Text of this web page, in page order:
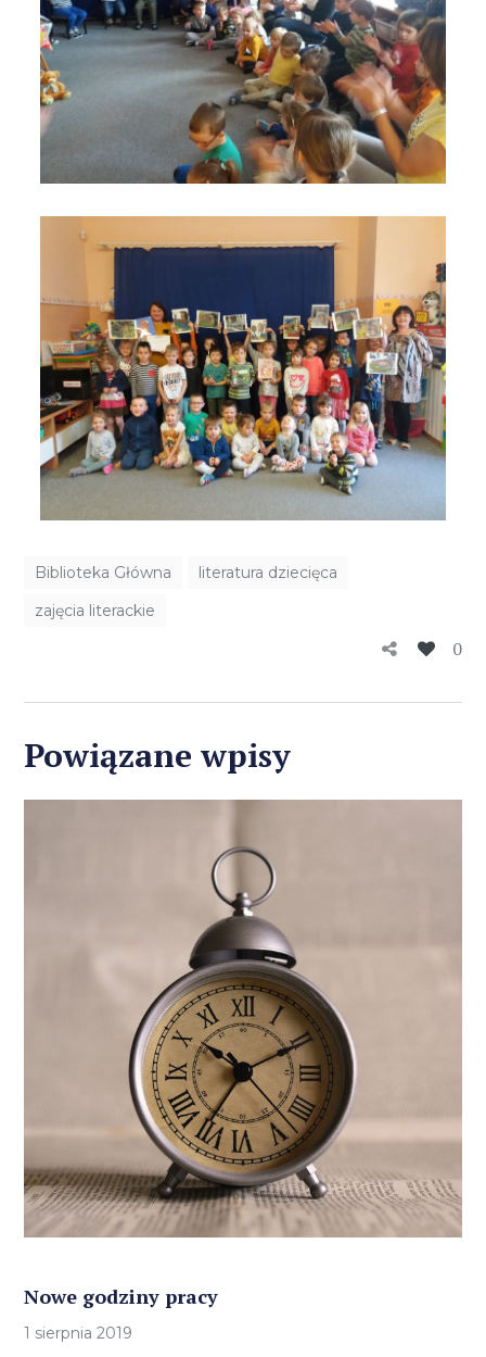
Biblioteka Główna
literatura dziecięca
zajęcia literackie
0
Powiązane wpisy
Nowe godziny pracy
1 sierpnia 2019